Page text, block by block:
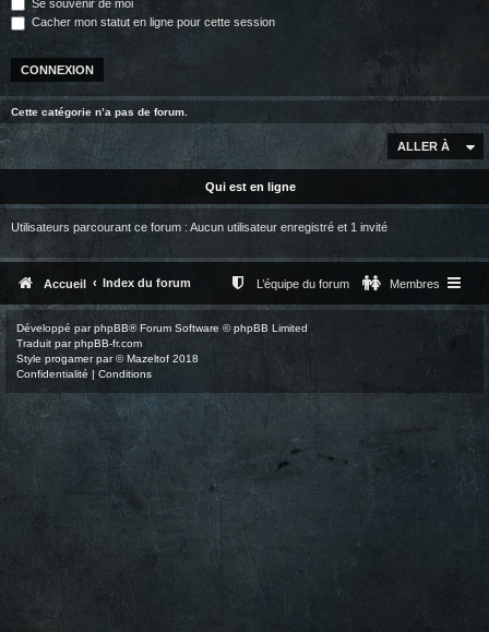
Se souvenir de moi
Cacher mon statut en ligne pour cette session
Cette catégorie n’a pas de forum.
ALLER À
Qui est en ligne
Utilisateurs parcourant ce forum : Aucun utilisateur enregistré et 1 invité
Accueil Index du forum Membres
L’équipe du forum
Développé parphpBB® Forum Software © phpBB Limited
Traduit parphpBB-fr.com
Style progamerpar ©Mazeltof 2018
Confidentialité | Conditions